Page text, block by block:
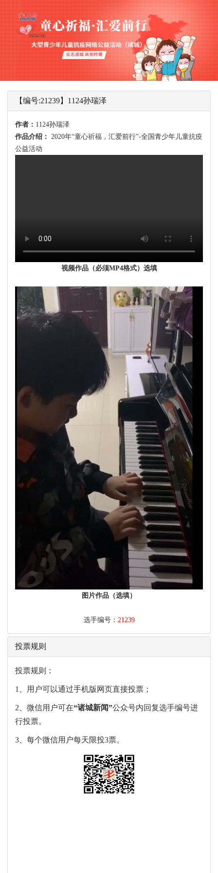
【编号:21239】1124孙瑞泽
作者： 1124孙瑞泽
作品介绍：
2020年“童心祈福，汇爱前行”-全国青少年儿童抗疫
公益活动
视频作品（必须MP4格式）选填
图片作品（选填）
选手编号： 21239
投票规则
投票规则：
1、用户可以通过手机版网页直接投票；
2、微信用户可在“诸城新闻”公众号内回复选手编号进
行投票。
3、每个微信用户每天限投3票。